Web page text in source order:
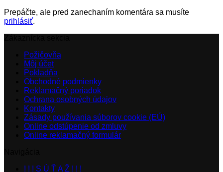
Prepáčte, ale pred zanechaním komentára sa musíte
prihlásiť.
Požičovňa
Môj účet
Pokladňa
Obchodné podmienky
Reklamačný poriadok
Ochrana osobných údajov
Kontakty
Zásady používania súborov cookie (EÚ)
Online odstúpenie od zmluvy
Online reklamačný formulár
! ! ! S Ú Ť A Ž ! ! !